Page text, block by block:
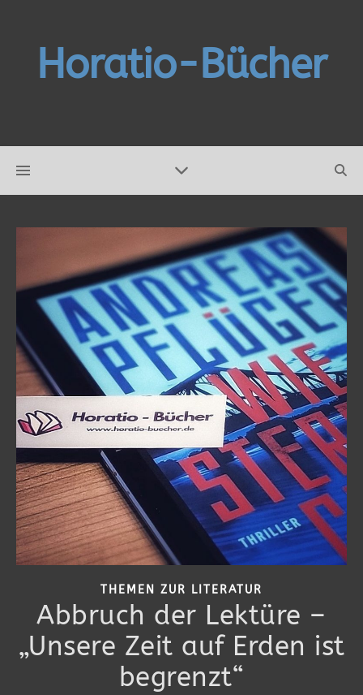
Horatio-Bücher
THEMEN ZUR LITERATUR
Abbruch der Lektüre –
„Unsere Zeit auf Erden ist
begrenzt“